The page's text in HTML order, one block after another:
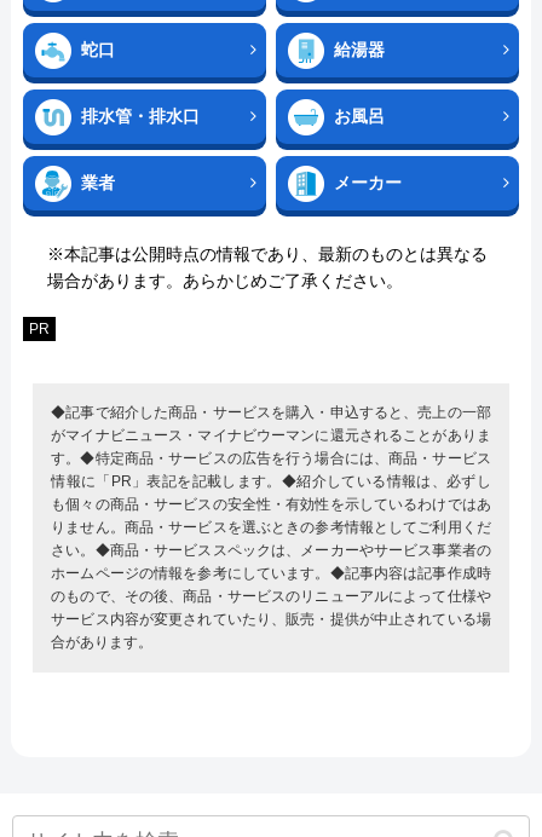
蛇口 給湯器
排水管・排水口 お風呂
業者 メーカー
※本記事は公開時点の情報であり、最新のものとは異なる
場合があります。あらかじめご了承ください。
PR
◆記事で紹介した商品・サービスを購入・申込すると、売上の一部
がマイナビニュース・マイナビウーマンに還元されることがありま
す。◆特定商品・サービスの広告を行う場合には、商品・サービス
情報に「PR」表記を記載します。◆紹介している情報は、必ずし
も個々の商品・サービスの安全性・有効性を示しているわけではあ
りません。商品・サービスを選ぶときの参考情報としてご利用くだ
さい。◆商品・サービススペックは、メーカーやサービス事業者の
ホームページの情報を参考にしています。◆記事内容は記事作成時
のもので、その後、商品・サービスのリニューアルによって仕様や
サービス内容が変更されていたり、販売・提供が中止されている場
合があります。